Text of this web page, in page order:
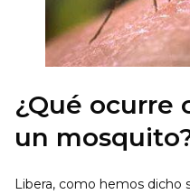
¿Qué ocurre
un
Libera, como hemos dicho